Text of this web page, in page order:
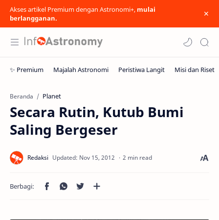
Akses artikel Premium dengan Astronomi+, mulai
berlangganan.
Beranda Planet
Secara Rutin, Kutub Bumi
Saling Bergeser
2 min read